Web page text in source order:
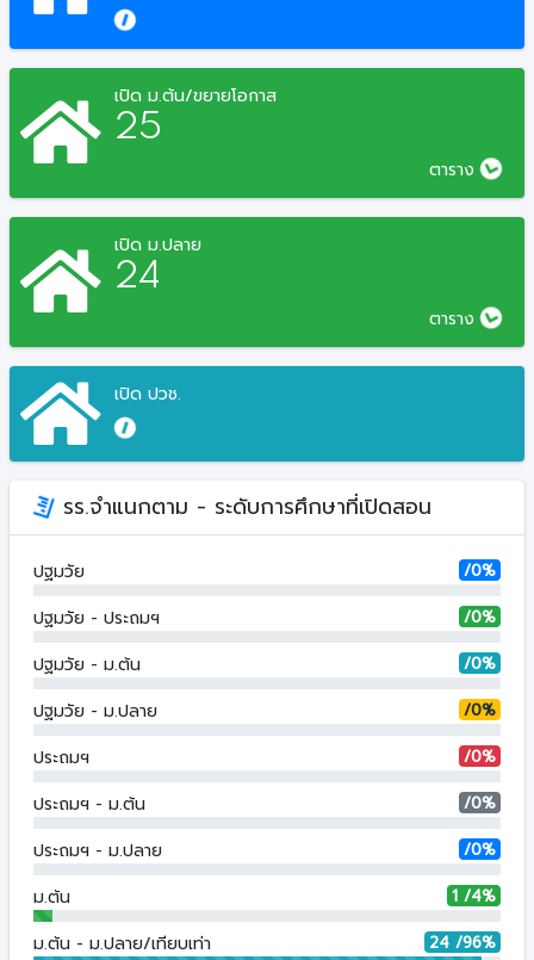
เปิด ม.ต้น/ขยายโอกาส
25
ตาราง
เปิด ม.ปลาย
24
ตาราง
เปิด ปวช.
รร.จำแนกตาม - ระดับการศึกษาที่เปิดสอน
ปฐมวัย /0%
ปฐมวัย - ประถมฯ /0%
ปฐมวัย - ม.ต้น /0%
ปฐมวัย - ม.ปลาย /0%
ประถมฯ /0%
ประถมฯ - ม.ต้น /0%
ประถมฯ - ม.ปลาย /0%
ม.ต้น 1 /4%
ม.ต้น - ม.ปลาย/เทียบเท่า 24 /96%